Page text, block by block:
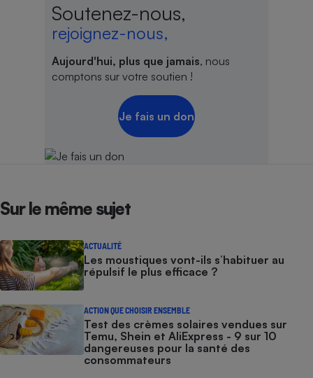
Soutenez-nous,
rejoignez-nous,
Aujourd'hui, plus que jamais, nous
comptons sur votre soutien !
Je fais un don
Sur le même sujet
ACTUALITÉ
Les moustiques vont-ils s’habituer au
répulsif le plus efficace ?
ACTION QUE CHOISIR ENSEMBLE
Test des crèmes solaires vendues sur
Temu, Shein et AliExpress - 9 sur 10
dangereuses pour la santé des
consommateurs